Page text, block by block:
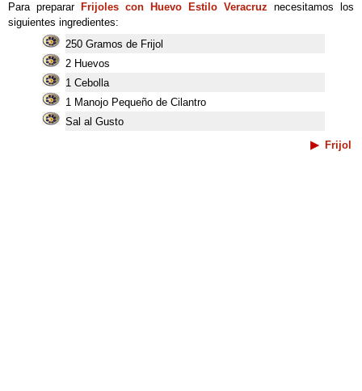
Para preparar Frijoles con Huevo Estilo Veracruz necesitamos los
siguientes ingredientes:
250 Gramos de Frijol
2 Huevos
1 Cebolla
1 Manojo Pequeño de Cilantro
Sal al Gusto
Frijol